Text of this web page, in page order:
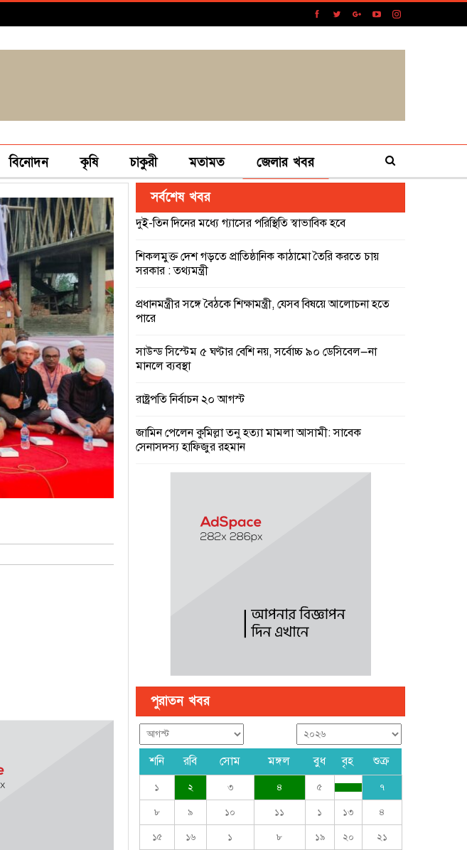
বিনোদন কৃষি চাকুরী মতামত জেলার খবর
সর্বশেষ খবর
দুই-তিন দিনের মধ্যে গ্যাসের পরিস্থিতি স্বাভাবিক হবে
শিকলমুক্ত দেশ গড়তে প্রাতিষ্ঠানিক কাঠামো তৈরি করতে চায়
সরকার : তথ্যমন্ত্রী
প্রধানমন্ত্রীর সঙ্গে বৈঠকে শিক্ষামন্ত্রী, যেসব বিষয়ে আলোচনা হতে
পারে
সাউন্ড সিস্টেম ৫ ঘণ্টার বেশি নয়, সর্বোচ্চ ৯০ ডেসিবেল—না
মানলে ব্যবস্থা
রাষ্ট্রপতি নির্বাচন ২০ আগস্ট
জামিন পেলেন কুমিল্লা তনু হত্যা মামলা আসামী: সাবেক
সেনাসদস্য হাফিজুর রহমান
সরকারের নয়, রাষ্ট্রের বিরুদ্ধে বলা অপরাধ : তথ্যমন্ত্রী
পুরাতন খবর
শনি রবি সোম মঙ্গল বুধ বৃহ শুক্র
১ ২ ৩ ৪ ৫ ৭
৮ ৯ ১০ ১১ ১ ১৩ ৪
১৫ ১৬ ১ ৮ ১৯ ২০ ২১